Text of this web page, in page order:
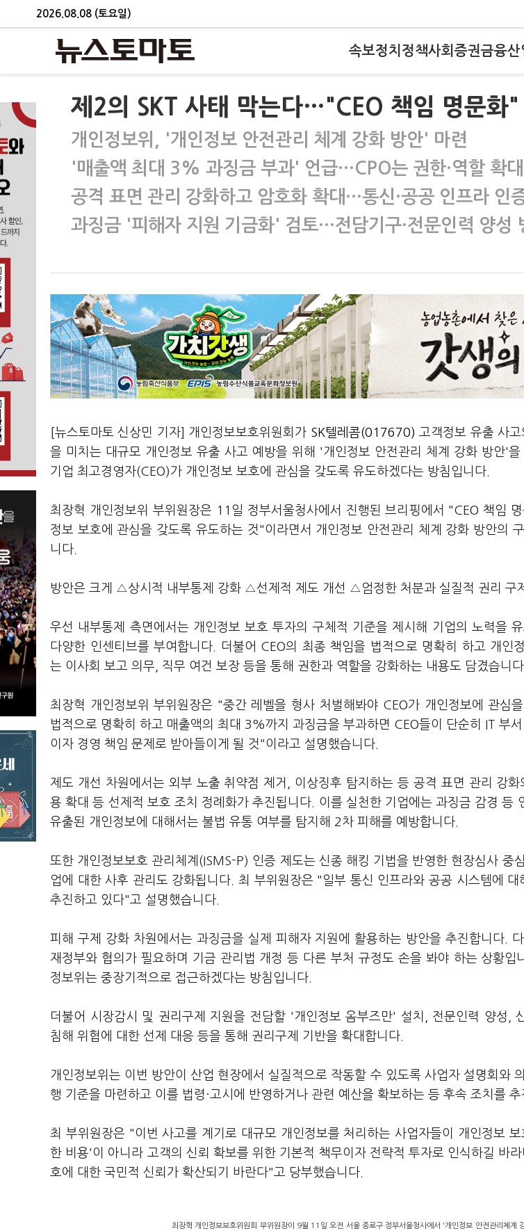
2026.08.08 (토요일)
속보정치 정책사회 증권금융산
제2의 SKT 사태 막는다…"CEO 책임 명문화"
개인정보위, '개인정보 안전관리 체계 강화 방안' 마련
'매출액 최대 3% 과징금 부과' 언급…CPO는 권한·역할 확대
공격 표면 관리 강화하고 암호화 확대…통신·공공 인프라 인
과징금 '피해자 지원 기금화' 검토…전담기구·전문인력 양성
[뉴스토마토 신상민 기자] 개인정보보호위원회가 SK텔레콤(017670) 고객정보 유출 사
을 미치는 대규모 개인정보 유출 사고 예방을 위해 '개인정보 안전관리 체계 강화 방안'을
기업 최고경영자(CEO)가 개인정보 보호에 관심을 갖도록 유도하겠다는 방침입니다.
최장혁 개인정보위 부위원장은 11일 정부서울청사에서 진행된 브리핑에서 "CEO 책임
정보 보호에 관심을 갖도록 유도하는 것"이라면서 개인정보 안전관리 체계 강화 방안의
니다.
방안은 크게 △상시적 내부통제 강화 △선제적 제도 개선 △엄정한 처분과 실질적 권리 구
우선 내부통제 측면에서는 개인정보 보호 투자의 구체적 기준을 제시해 기업의 노력을
다양한 인센티브를 부여합니다. 더불어 CEO의 최종 책임을 법적으로 명확히 하고 개인
는 이사회 보고 의무, 직무 여건 보장 등을 통해 권한과 역할을 강화하는 내용도 담겼습니다.
최장혁 개인정보위 부위원장은 "중간 레벨을 형사 처벌해봐야 CEO가 개인정보에 관심
법적으로 명확히 하고 매출액의 최대 3%까지 과징금을 부과하면 CEO들이 단순히 IT 부
이자 경영 책임 문제로 받아들이게 될 것"이라고 설명했습니다.
제도 개선 차원에서는 외부 노출 취약점 제거, 이상징후 탐지하는 등 공격 표면 관리 강
용 확대 등 선제적 보호 조치 정례화가 추진됩니다. 이를 실천한 기업에는 과징금 감경 등
유출된 개인정보에 대해서는 불법 유통 여부를 탐지해 2차 피해를 예방합니다.
또한 개인정보보호 관리체계(ISMS-P) 인증 제도는 신종 해킹 기법을 반영한 현장심사 중
업에 대한 사후 관리도 강화됩니다. 최 부위원장은 "일부 통신 인프라와 공공 시스템에 대
추진하고 있다"고 설명했습니다.
피해 구제 강화 차원에서는 과징금을 실제 피해자 지원에 활용하는 방안을 추진합니다.
재정부와 협의가 필요하며 기금 관리법 개정 등 다른 부처 규정도 손을 봐야 하는 상황입
정보위는 중장기적으로 접근하겠다는 방침입니다.
더불어 시장감시 및 권리구제 지원을 전담할 '개인정보 옴부즈만' 설치, 전문인력 양성,
침해 위협에 대한 선제 대응 등을 통해 권리구제 기반을 확대합니다.
개인정보위는 이번 방안이 산업 현장에서 실질적으로 작동할 수 있도록 사업자 설명회와
행 기준을 마련하고 이를 법령·고시에 반영하거나 관련 예산을 확보하는 등 후속 조치를 추
최 부위원장은 "이번 사고를 계기로 대규모 개인정보를 처리하는 사업자들이 개인정보
한 비용'이 아니라 고객의 신뢰 확보를 위한 기본적 책무이자 전략적 투자로 인식하길 바
호에 대한 국민적 신뢰가 확산되기 바란다"고 당부했습니다.
최장혁 개인정보보호위원회 부위원장이 9월 11일 오전 서울 종로구 정부서울청사에서 '개인정보 안전관리체계